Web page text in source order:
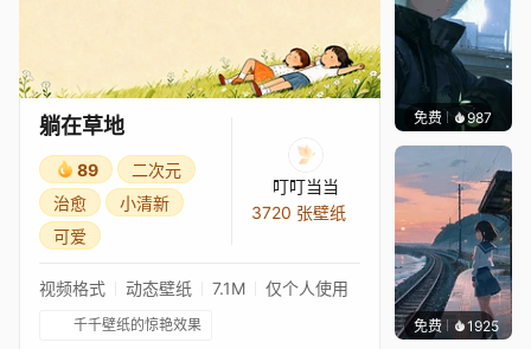
躺在草地
89
二次元
治愈
小清新
可爱
叮叮当当
3720 张壁纸
视频格式 动态壁纸 7.1M 仅个人使用
千千壁纸的惊艳效果
免费 987辰东
免费 1925辰东